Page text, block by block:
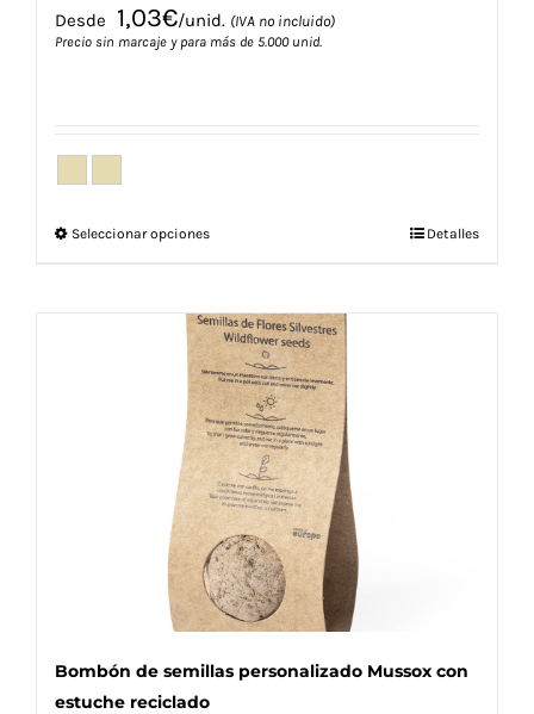
Desde 1,03€/unid. (IVA no incluido)
Precio sin marcaje y para más de 5.000 unid.
Seleccionar opcionesEste
múltiples
variantes.
Las
opciones
se
pueden
elegir
en
la
página
de
producto
Detalles
Bombón de semillas personalizado Mussox con
estuche reciclado